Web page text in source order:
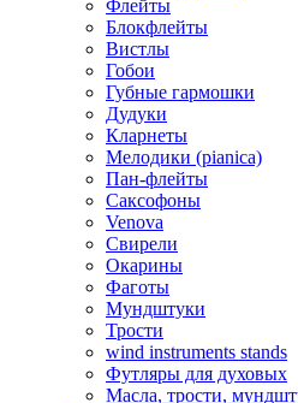
Флейты
Блокфлейты
Вистлы
Гобои
Губные гармошки
Дудуки
Кларнеты
Мелодики (pianica)
Пан-флейты
Саксофоны
Venova
Свирели
Окарины
Фаготы
Мундштуки
Трости
wind instruments stands
Футляры для духовых
Масла, трости,